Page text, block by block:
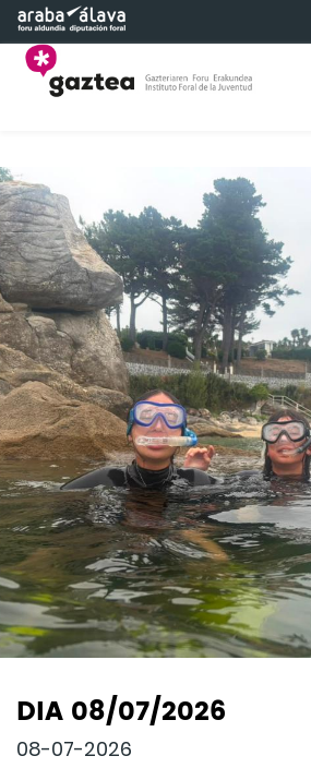
Saltar al contenido principal
DIA 08/07/2026
08-07-2026